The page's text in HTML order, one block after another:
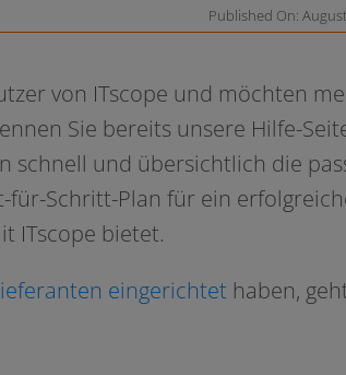
Published On:
von ITscope und möch­ten
Sie bereits unse­re Hilfe-
schnell und über­sicht­lich die
Schritt-Plan für ein
ITscope bietet.
ein­ge­rich­tet haben,